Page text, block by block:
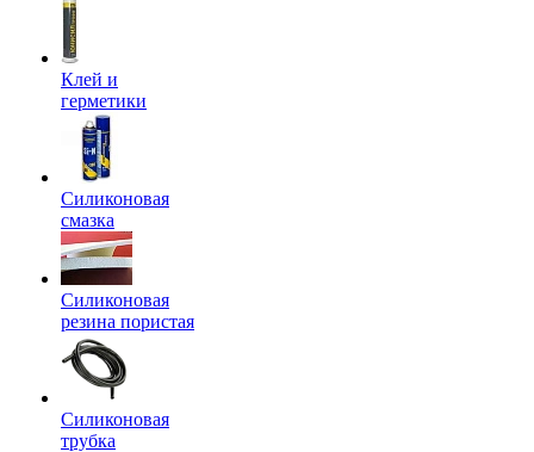
Клей и
герметики
Силиконовая
смазка
Силиконовая
резина пористая
Силиконовая
трубка